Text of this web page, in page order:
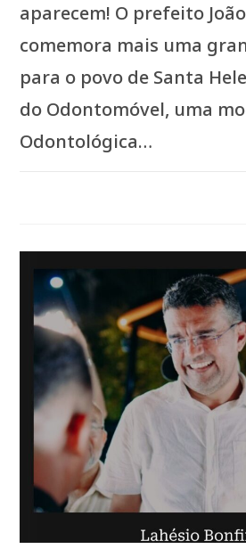
aparecem! O prefeito
comemora mais uma
para o povo de Santa
do Odontomóvel, uma
Odontológica…
HELENA
E
LEVA
SAÚDE
A
QUEM
MAIS